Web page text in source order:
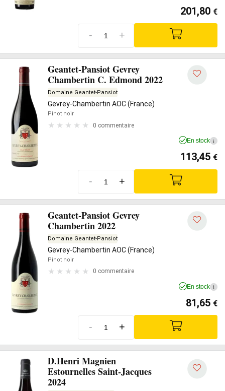
201,80 €
- +
Geantet-Pansiot Gevrey
Chambertin C. Edmond 2022
Domaine Geantet-Pansiot
Gevrey-Chambertin AOC (France)
Pinot noir
0 commentaire
En stock i
113,45 €
- +
Geantet-Pansiot Gevrey
Chambertin 2022
Domaine Geantet-Pansiot
Gevrey-Chambertin AOC (France)
Pinot noir
0 commentaire
En stock i
81,65 €
- +
D.Henri Magnien
Estournelles Saint-Jacques
2024